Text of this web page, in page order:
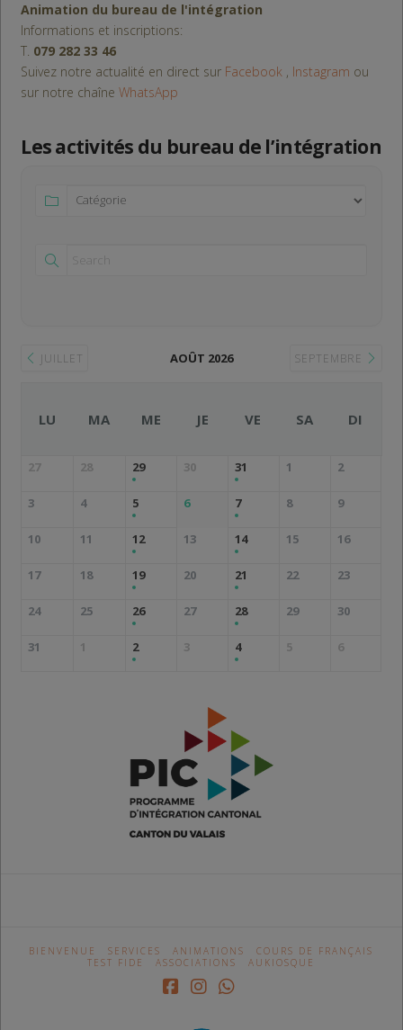
Animation du bureau de l'intégration
Informations et inscriptions:
T. 079 282 33 46
Suivez notre actualité en direct sur Facebook , Instagram ou
sur notre chaîneWhatsApp
Les activités du bureau de l’intégration
JUILLET AOÛT 2026 SEPTEMBRE
LU MA ME JE VE SA DI
27 28 29 30 31 1 2
3 4 5 6 7 8 9
10 11 12 13 14 15 16
17 18 19 20 21 22 23
24 25 26 27 28 29 30
31 1 2 3 4 5 6
BIENVENUE SERVICES ANIMATIONS
COURS DE FRANÇAIS
TEST FIDE
ASSOCIATIONS AUKIOSQUE